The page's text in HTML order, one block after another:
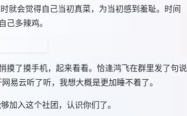
就会觉得自己当初真菜，为当初感到羞耻。时间
多辣鸡。
摸了摸手机，起来看看。恰逢鸿飞在群里发了句说
易云听了听，我想大概是更加睡不着了。
加入这个社团，认识你们了。